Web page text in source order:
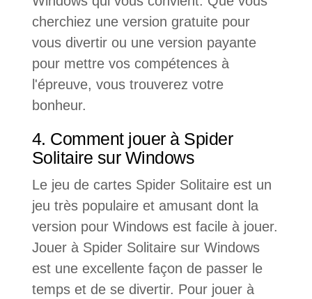
cherchiez une version gratuite pour
vous divertir ou une version payante
pour mettre vos compétences à
l'épreuve, vous trouverez votre
bonheur.
4. Comment jouer à Spider
Solitaire sur Windows
Le jeu de cartes Spider Solitaire est un
jeu très populaire et amusant dont la
version pour Windows est facile à jouer.
Jouer à Spider Solitaire sur Windows
est une excellente façon de passer le
temps et de se divertir. Pour jouer à